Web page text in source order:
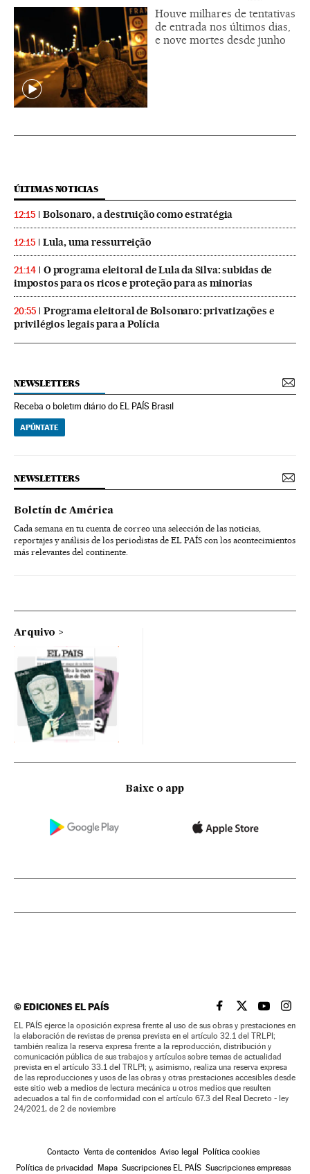
Houve milhares de tentativas
de entrada nos últimos dias,
e nove mortes desde junho
ÚLTIMAS NOTICIAS
12:15 Bolsonaro, a destruição como estratégia
12:15 Lula, uma ressurreição
21:14
O programa eleitoral de Lula da Silva: subidas de
impostos para os ricos e proteção para as minorias
20:55
Programa eleitoral de Bolsonaro: privatizações e
privilégios legais para a Polícia
NEWSLETTERS
Receba o boletim diário do EL PAÍS Brasil
APÚNTATE
NEWSLETTERS
Boletín de América
Cada semana en tu cuenta de correo una selección de las noticias,
reportajes y análisis de los periodistas de EL PAÍS con los acontecimientos
más relevantes del continente.
Arquivo
Baixe o app
©EDICIONES EL PAÍS EL PAÍS BRASIL EN
EL PAÍSEL PAÍS
EL
EL PAÍS ejerce la oposición expresa frente al uso de sus obras y prestaciones en
la elaboración de revistas de prensa prevista en el artículo 32.1 del TRLPI;
también realiza la reserva expresa frente a la reproducción, distribución y
comunicación pública de sus trabajos y artículos sobre temas de actualidad
prevista en el artículo 33.1 del TRLPI; y, asimismo, realiza una reserva expresa
de las reproducciones y usos de las obras y otras prestaciones accesibles desde
este sitio web a medios de lectura mecánica u otros medios que resulten
adecuados a tal fin de conformidad con el artículo 67.3 del Real Decreto - ley
24/2021, de 2 de noviembre
Contacto Venta de contenidos Aviso legal Política cookies
Política de privacidad Mapa Suscripciones EL PAÍS Suscripciones empresas